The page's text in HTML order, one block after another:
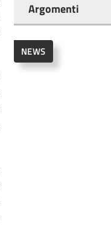
Argomenti
NEWS